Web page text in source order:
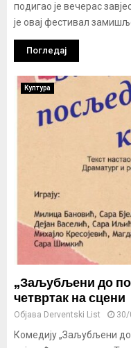
подигао је вечерас
је овај фестивал
Погледај
Култура
„Заљубљени до
четвртак на сцени
Објава Derventski List
Комедију „Заљубљени